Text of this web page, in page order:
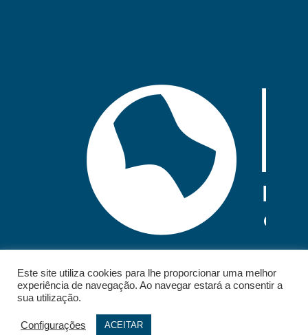
Este site utiliza cookies para lhe proporcionar uma melhor
experiência de navegação. Ao navegar estará a consentir a
sua utilização.
Configurações ACEITAR